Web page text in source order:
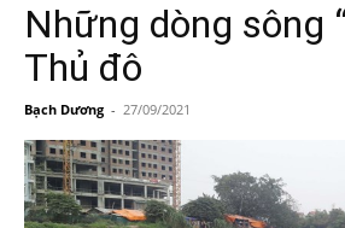
Những dòng sông
Thủ đô
Bạch Dương - 27/09/2021